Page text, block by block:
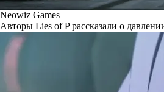
Neowiz Games
Авторы Lies of P рассказали о